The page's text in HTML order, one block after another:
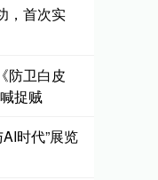
，首次实
防卫白皮
捉贼
时代”展览